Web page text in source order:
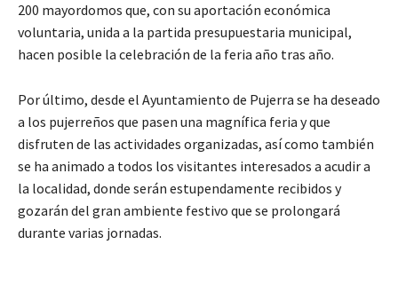
200 mayordomos que, con su aportación económica
voluntaria, unida a la partida presupuestaria municipal,
hacen posible la celebración de la feria año tras año.
Por último, desde el Ayuntamiento de Pujerra se ha deseado
a los pujerreños que pasen una magnífica feria y que
disfruten de las actividades organizadas, así como también
se ha animado a todos los visitantes interesados a acudir a
la localidad, donde serán estupendamente recibidos y
gozarán del gran ambiente festivo que se prolongará
durante varias jornadas.